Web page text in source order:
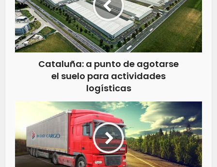
Cataluña: a punto de agotarse
el suelo para actividades
logísticas